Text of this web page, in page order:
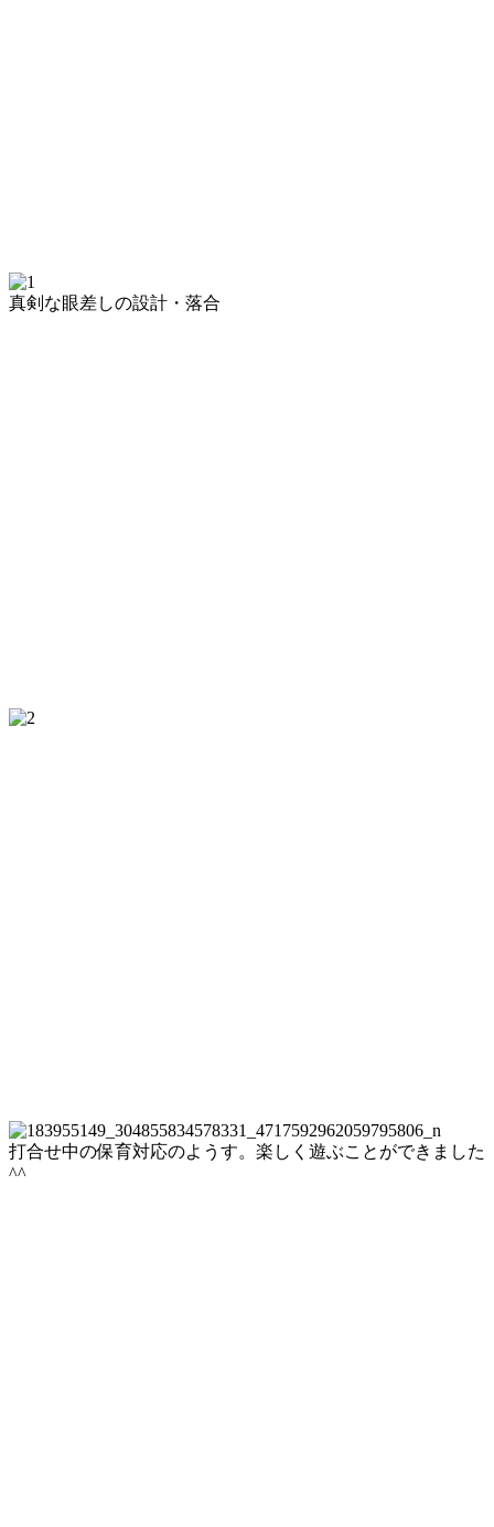
真剣な眼差しの設計・落合
打合せ中の保育対応のようす。楽しく遊ぶことができました
^^